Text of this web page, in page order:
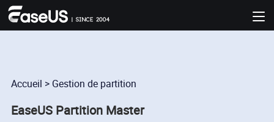
Accueil > Gestion de partition
EaseUS Partition Master